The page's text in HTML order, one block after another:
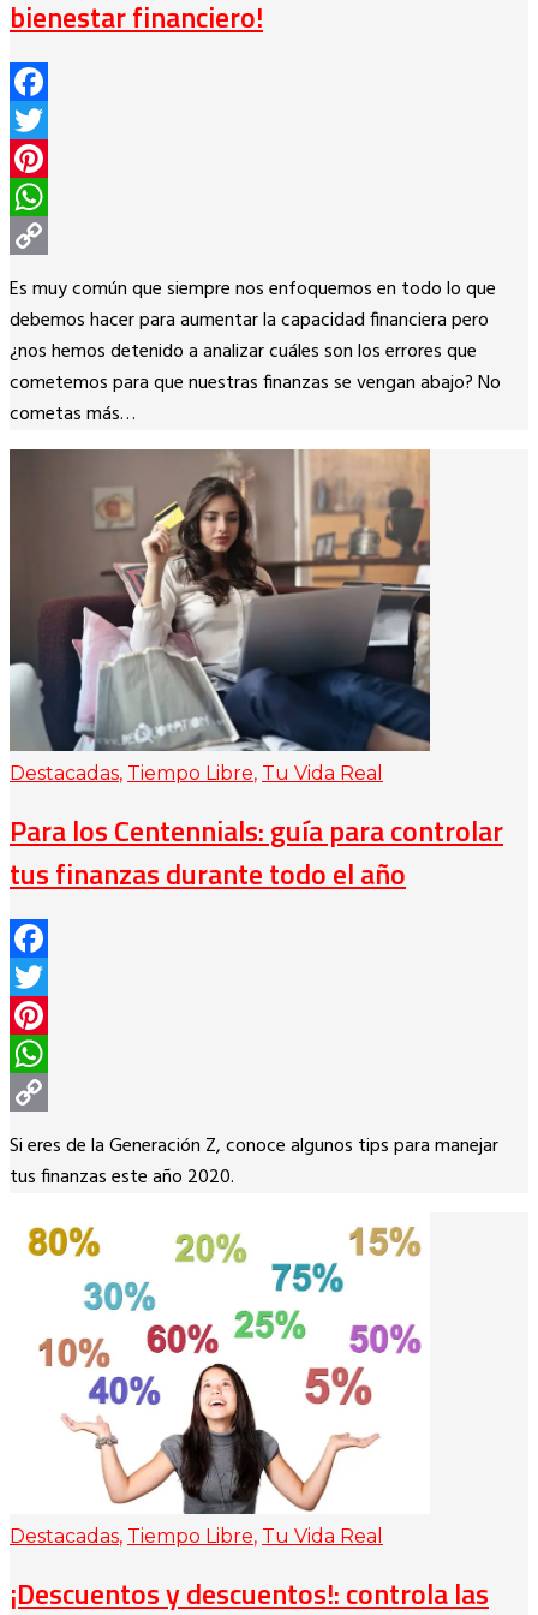
bienestar financiero!
Facebook
Twitter
Pinterest
WhatsApp
Copy
Link
Es muy común que siempre nos enfoquemos en todo lo que
debemos hacer para aumentar la capacidad financiera pero
¿nos hemos detenido a analizar cuáles son los errores que
cometemos para que nuestras finanzas se vengan abajo? No
cometas más…
Destacadas, Tiempo Libre, Tu Vida Real
Para los Centennials: guía para controlar
tus finanzas durante todo el año
Facebook
Twitter
Pinterest
WhatsApp
Copy
Link
Si eres de la Generación Z, conoce algunos tips para manejar
tus finanzas este año 2020.
Destacadas, Tiempo Libre, Tu Vida Real
¡Descuentos y descuentos!: controla las